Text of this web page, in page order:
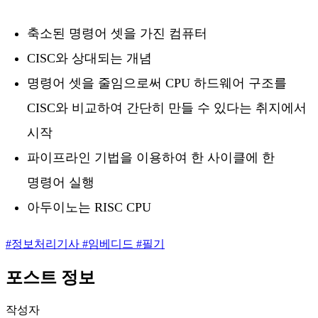
축소된 명령어 셋을 가진 컴퓨터
CISC와 상대되는 개념
명령어 셋을 줄임으로써 CPU 하드웨어 구조를
CISC와 비교하여 간단히 만들 수 있다는 취지에서
시작
파이프라인 기법을 이용하여 한 사이클에 한
명령어 실행
아두이노는 RISC CPU
#정보처리기사 #임베디드 #필기
포스트 정보
작성자